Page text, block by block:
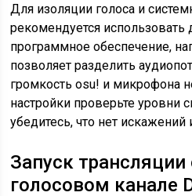
Для изоляции голоса и
рекомендуется использовать
программное обеспечение,
позволяет разделить
громкость osu! и микрофона
настройки проверьте уровни
убедитесь, что нет
Запуск трансляции
голосовом канале